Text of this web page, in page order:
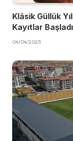
Klâsik Güllük
Kayıtlar Başladı
04/04/2025